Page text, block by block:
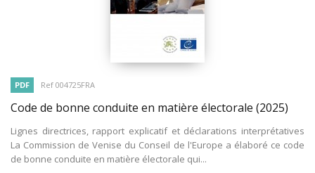
PDF Ref 004725FRA
Code de bonne conduite en matière électorale (2025)
Lignes directrices, rapport explicatif et déclarations interprétatives
La Commission de Venise du Conseil de l'Europe a élaboré ce code
de bonne conduite en matière électorale qui...